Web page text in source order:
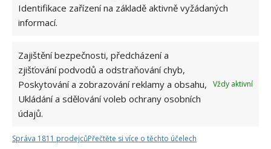
Identifikace zařízení na základě aktivně vyžádaných
informací.
Zajištění bezpečnosti, předcházení a
zjišťování podvodů a odstraňování chyb,
Poskytování a zobrazování reklamy a obsahu,
Ukládání a sdělování voleb ochrany osobních
údajů.
Vždy aktivní
Správa 1811 prodejcůPřečtěte si více o těchto účelech
Úvodní Fotografie: Youtube